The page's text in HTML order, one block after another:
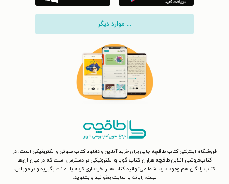
... موارد دیگر
فروشگاه اینترنتی کتاب طاقچه جایی برای خرید آنلاین و دانلود کتاب صوتی و الکترونیکی است. در
کتاب‌فروشی آنلاین طاقچه هزاران کتاب گویا و الکترونیکی در دسترس است که در میان آن‌ها
کتاب رایگان هم وجود دارد. شما می‌توانید کتاب‌ها را خریداری کرده یا امانت بگیرید و در موبایل،
تبلت، رایانه یا سایت بخوانید و بشنوید.